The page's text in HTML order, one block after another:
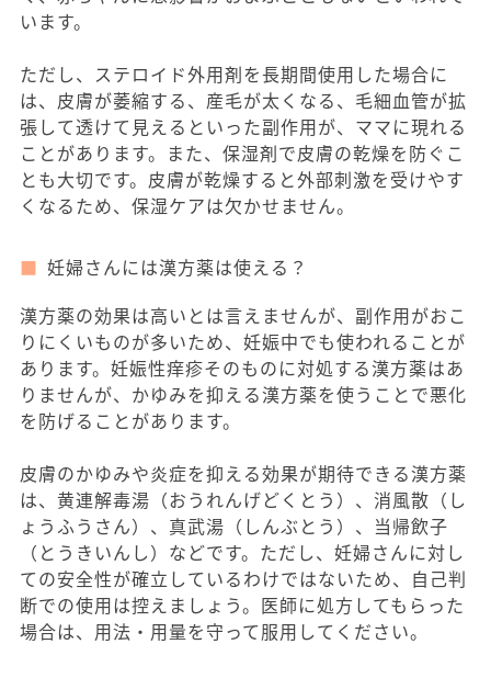
います。
ただし、ステロイド外用剤を長期間使用した場合に
は、皮膚が萎縮する、産毛が太くなる、毛細血管が拡
張して透けて見えるといった副作用が、ママに現れる
ことがあります。また、保湿剤で皮膚の乾燥を防ぐこ
とも大切です。皮膚が乾燥すると外部刺激を受けやす
くなるため、保湿ケアは欠かせません。
妊婦さんには漢方薬は使える？
漢方薬の効果は高いとは言えませんが、副作用がおこ
りにくいものが多いため、妊娠中でも使われることが
あります。妊娠性痒疹そのものに対処する漢方薬はあ
りませんが、かゆみを抑える漢方薬を使うことで悪化
を防げることがあります。
皮膚のかゆみや炎症を抑える効果が期待できる漢方薬
は、黄連解毒湯（おうれんげどくとう）、消風散（し
ょうふうさん）、真武湯（しんぶとう）、当帰飲子
（とうきいんし）などです。ただし、妊婦さんに対し
ての安全性が確立しているわけではないため、自己判
断での使用は控えましょう。医師に処方してもらった
場合は、用法・用量を守って服用してください。